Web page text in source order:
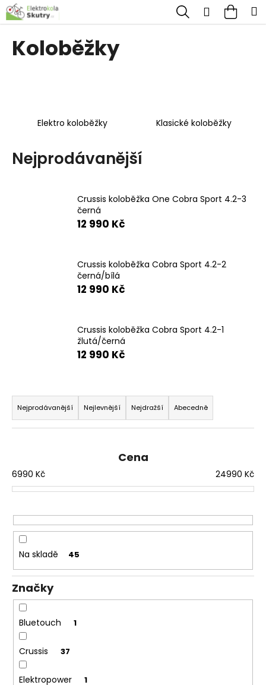
Přejít
na
obsah
Hledat
Koloběžky
Elektro koloběžky Klasické koloběžky
Nejprodávanější
Crussis koloběžka One Cobra Sport 4.2-3
černá
12 990 Kč
Crussis koloběžka Cobra Sport 4.2-2
černá/bílá
12 990 Kč
Crussis koloběžka Cobra Sport 4.2-1
žlutá/černá
12 990 Kč
Ř
a
z
í
p
r
o
d
u
k
t
ů
Nejprodávanější Nejlevnější Nejdražší Abecedně
Cena
6990 Kč 24990 Kč
Na skladě 45
Značky
Bluetouch 1
Crussis 37
Elektropower 1
K
o
ř
e
HLEDAT
D
o
o
r
u
j
e
m
e